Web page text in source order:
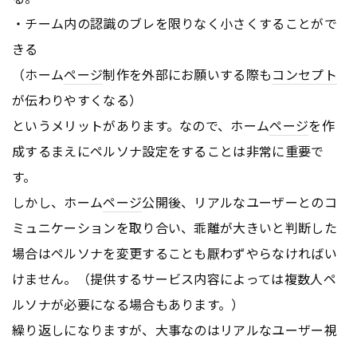
・チーム内の認識のブレを限りなく小さくすることがで
きる
（ホームページ制作を外部にお願いする際もコンセプト
が伝わりやすくなる）
というメリットがあります。なので、ホームページを作
成するまえにペルソナ設定をすることは非常に重要で
す。
しかし、ホームページ公開後、リアルなユーザーとのコ
ミュニケーションを取り合い、乖離が大きいと判断した
場合はペルソナを変更することも厭わずやらなければい
けません。（提供するサービス内容によっては複数人ペ
ルソナが必要になる場合もあります。）
繰り返しになりますが、大事なのはリアルなユーザー視